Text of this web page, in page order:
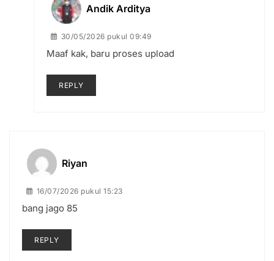
Andik Arditya
30/05/2026 pukul 09:49
Maaf kak, baru proses upload
REPLY
Riyan
16/07/2026 pukul 15:23
bang jago 85
REPLY